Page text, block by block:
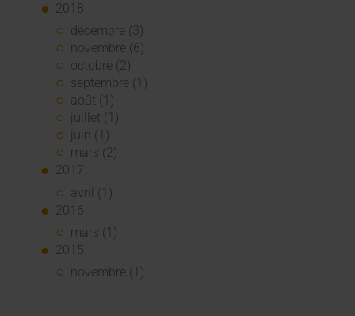
2018
décembre (3)
novembre (6)
octobre (2)
septembre (1)
août (1)
juillet (1)
juin (1)
mars (2)
2017
avril (1)
2016
mars (1)
2015
novembre (1)